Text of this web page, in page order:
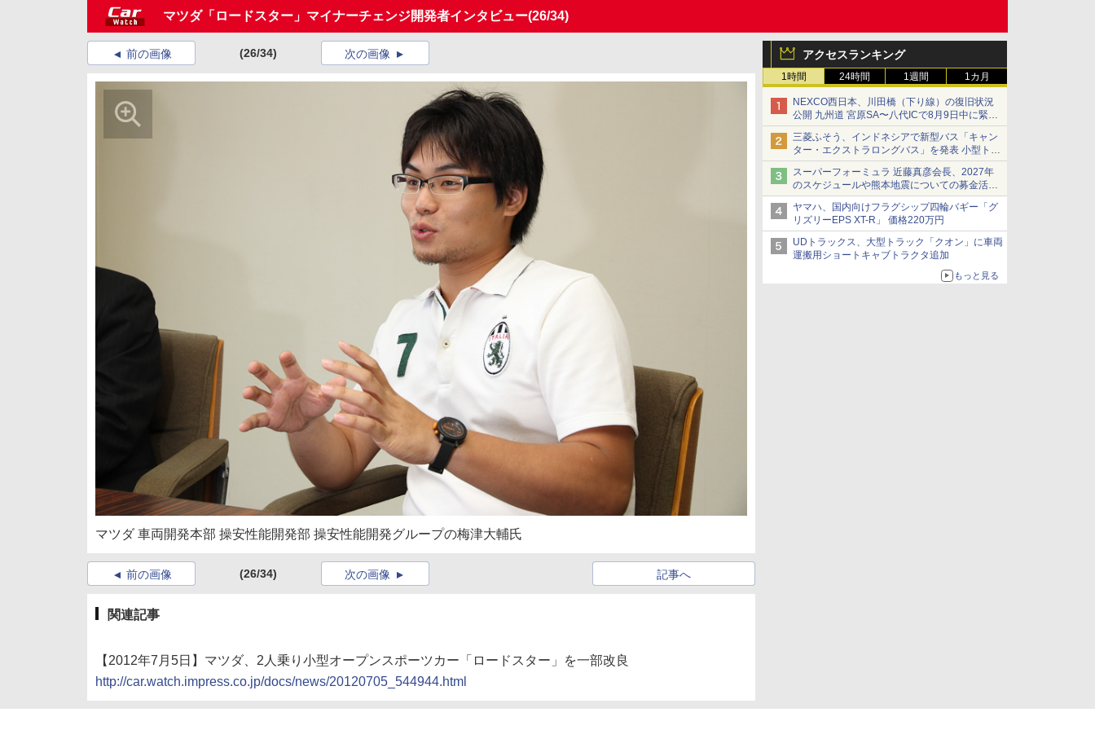
マツダ「ロードスター」マイナーチェンジ開発者インタビュー(26/34)
アクセスランキング
1時間 24時間 1週間 1カ月
NEXCO西日本、川田橋（下り線）の復旧状況
公開 九州道 宮原SA〜八代ICで8月9日中に緊急
車両を通行可能に
三菱ふそう、インドネシアで新型バス「キャン
ター・エクストラロングバス」を発表 小型トラ
ックベースの観光・旅客輸送向けバス
スーパーフォーミュラ 近藤真彦会長、2027年
のスケジュールや熊本地震についての募金活動
を紹介
ヤマハ、国内向けフラグシップ四輪バギー「グ
リズリーEPS XT-R」 価格220万円
UDトラックス、大型トラック「クオン」に車両
運搬用ショートキャブトラクタ追加
もっと見る
前の画像 (26/34) 次の画像
マツダ 車両開発本部 操安性能開発部 操安性能開発グループの梅津大輔氏
前の画像 (26/34) 記事へ
次の画像
関連記事
【2012年7月5日】マツダ、2人乗り小型オープンスポーツカー「ロードスター」を一部改良
http://car.watch.impress.co.jp/docs/news/20120705_544944.html